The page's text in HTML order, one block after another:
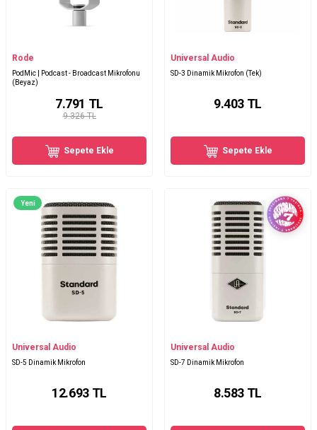
Rode
PodMic | Podcast - Broadcast Mikrofonu
(Beyaz)
9.326 TL
7.791 TL
Sepete Ekle
Universal Audio
SD-3 Dinamik Mikrofon (Tek)
9.403 TL
Sepete Ekle
Yeni
Universal Audio
SD-5 Dinamik Mikrofon
12.693TL
Universal Audio
SD-7 Dinamik Mikrofon
8.583 TL